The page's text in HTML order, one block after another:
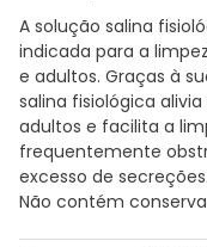
A solução salina
indicada para a
e adultos. Graças à
salina fisiológica
adultos e facilita a
frequentemente
excesso de
Não contém